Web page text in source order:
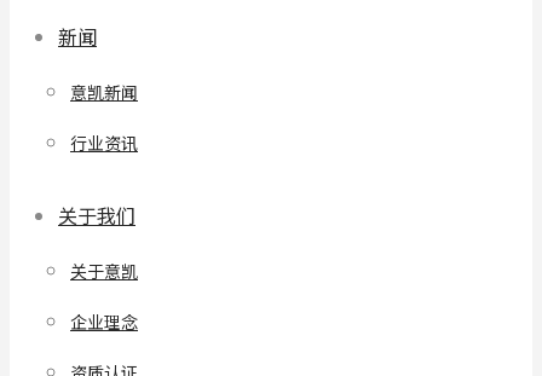
新闻
意凯新闻
行业资讯
关于我们
关于意凯
企业理念